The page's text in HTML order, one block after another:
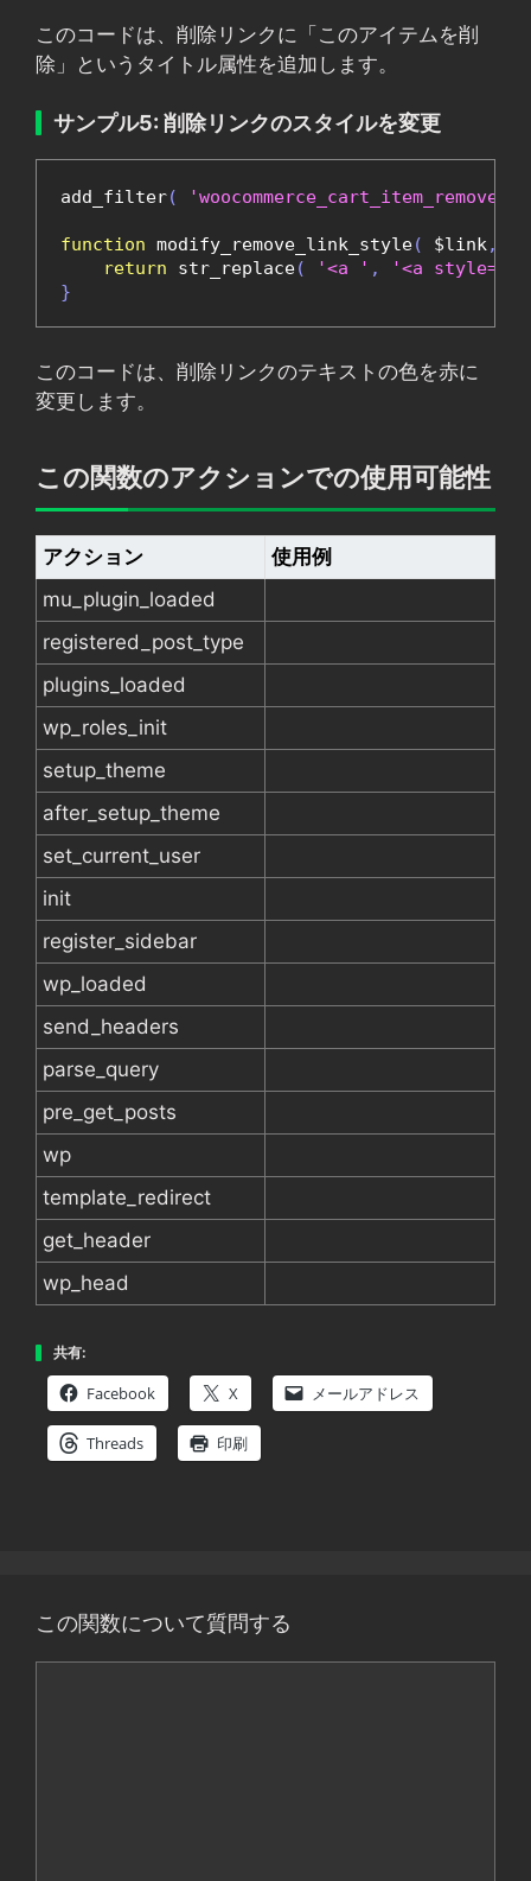
このコードは、削除リンクに「このアイテムを削
除」というタイトル属性を追加します。
サンプル5: 削除リンクのスタイルを変更
add_filter(
function modify_remove_link_style( $link ,
return str_replace( '<a ' ,
'<a
}
このコードは、削除リンクのテキストの色を赤に
変更します。
この関数のアクションでの使用可能性
アクション
使用例
mu_plugin_loaded
registered_post_type
plugins_loaded
wp_roles_init
setup_theme
after_setup_theme
set_current_user
init
register_sidebar
wp_loaded
send_headers
parse_query
pre_get_posts
wp
template_redirect
get_header
wp_head
共有:
Facebook X メールアドレス
Threads 印刷
この関数について質問する